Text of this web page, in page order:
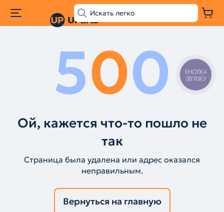
500
Ой, кажется что-то пошло не
так
Страница была удалена или адрес оказался
неправильным.
Вернуться на главную
КНОПКА
ЗВ'ЯЗКУ